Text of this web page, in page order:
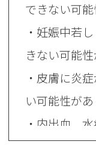
できない可能
・妊娠中若
きない可能性
・皮膚に炎
い可能性があ
・内出血、
ド、瘢痕な